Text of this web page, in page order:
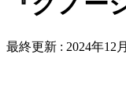
最終更新 : 2024年12